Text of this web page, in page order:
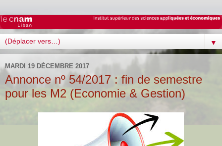
▼
MARDI 19 DÉCEMBRE 2017
Annonce nº 54/2017 : fin de semestre
pour les M2 (Economie & Gestion)